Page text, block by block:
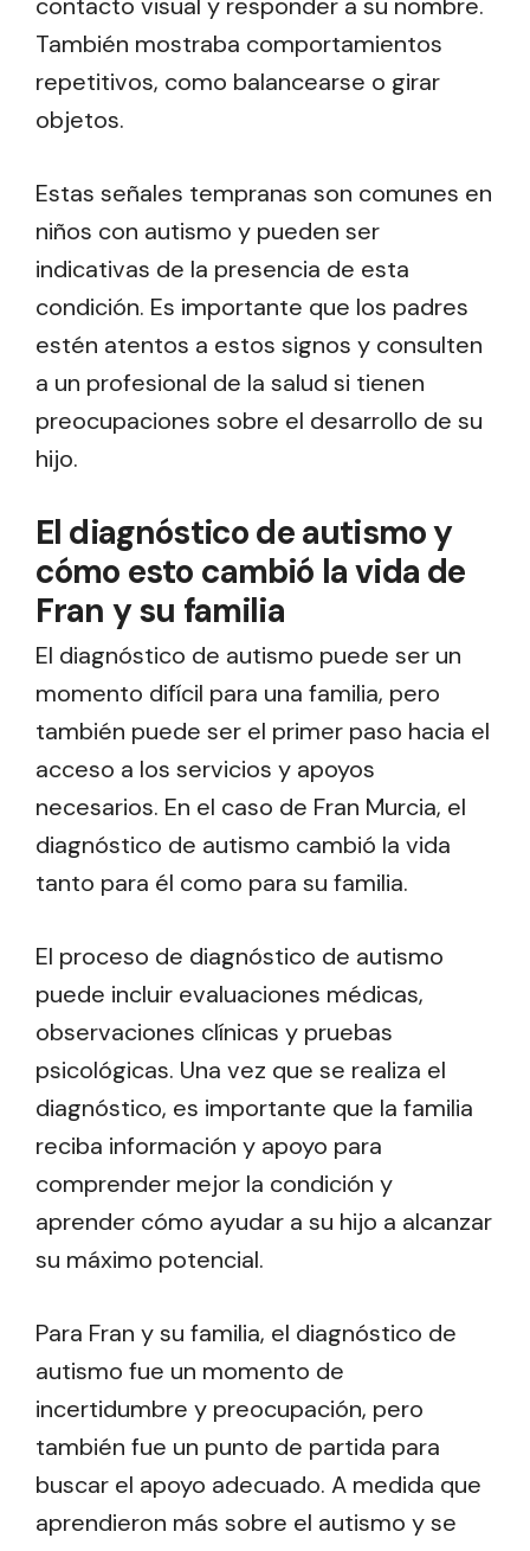
También mostraba comportamientos
repetitivos, como balancearse o girar
objetos.
Estas señales tempranas son comunes en
niños con autismo y pueden ser
indicativas de la presencia de esta
condición. Es importante que los padres
estén atentos a estos signos y consulten
a un profesional de la salud si tienen
preocupaciones sobre el desarrollo de su
hijo.
El diagnóstico de autismo y
cómo esto cambió la vida de
Fran y su familia
El diagnóstico de autismo puede ser un
momento difícil para una familia, pero
también puede ser el primer paso hacia el
acceso a los servicios y apoyos
necesarios. En el caso de Fran Murcia, el
diagnóstico de autismo cambió la vida
tanto para él como para su familia.
El proceso de diagnóstico de autismo
puede incluir evaluaciones médicas,
observaciones clínicas y pruebas
psicológicas. Una vez que se realiza el
diagnóstico, es importante que la familia
reciba información y apoyo para
comprender mejor la condición y
aprender cómo ayudar a su hijo a alcanzar
su máximo potencial.
Para Fran y su familia, el diagnóstico de
autismo fue un momento de
incertidumbre y preocupación, pero
también fue un punto de partida para
buscar el apoyo adecuado. A medida que
aprendieron más sobre el autismo y se